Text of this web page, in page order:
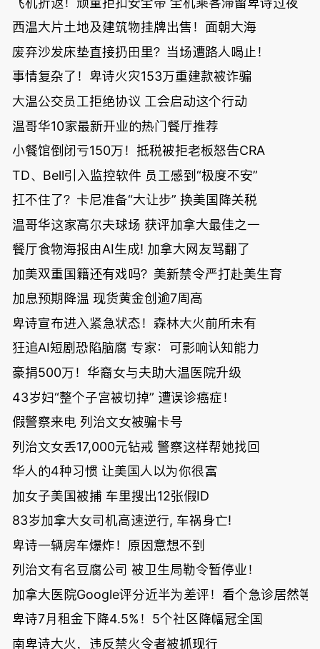
西温大片土地及建筑物挂牌出售！面朝大海
废弃沙发床垫直接扔田里？当场遭路人喝止！
事情复杂了！卑诗火灾153万重建款被诈骗
大温公交员工拒绝协议 工会启动这个行动
温哥华10家最新开业的热门餐厅推荐
小餐馆倒闭亏150万！抵税被拒老板怒告CRA
TD、Bell引入监控软件 员工感到“极度不安”
扛不住了？卡尼准备“大让步” 换美国降关税
温哥华这家高尔夫球场 获评加拿大最佳之一
餐厅食物海报由AI生成! 加拿大网友骂翻了
加美双重国籍还有戏吗？美新禁令严打赴美生育
加息预期降温 现货黄金创逾7周高
卑诗宣布进入紧急状态！森林大火前所未有
狂追AI短剧恐陷脑腐 专家：可影响认知能力
豪捐500万！华裔女与夫助大温医院升级
43岁妇“整个子宫被切掉” 遭误诊癌症！
假警察来电 列治文女被骗卡号
列治文女丢17,000元钻戒 警察这样帮她找回
华人的4种习惯 让美国人以为你很富
加女子美国被捕 车里搜出12张假ID
83岁加拿大女司机高速逆行, 车祸身亡!
卑诗一辆房车爆炸！原因意想不到
列治文有名豆腐公司 被卫生局勒令暂停业！
加拿大医院Google评分近半为差评！看个急诊居然等
卑诗7月租金下降4.5%！5个社区降幅冠全国
南卑诗大火，违反禁火令者被抓现行